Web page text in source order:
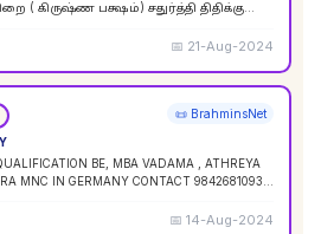
( கிருஷ்ண பக்ஷம்) சதுர்த்தி திதிக்கு
📅 21-Aug-2024
📜 BrahminsNet
BE, MBA VADAMA , ATHREYA
MNC IN GERMANY CONTACT 9842681093 /
📅14-Aug-2024